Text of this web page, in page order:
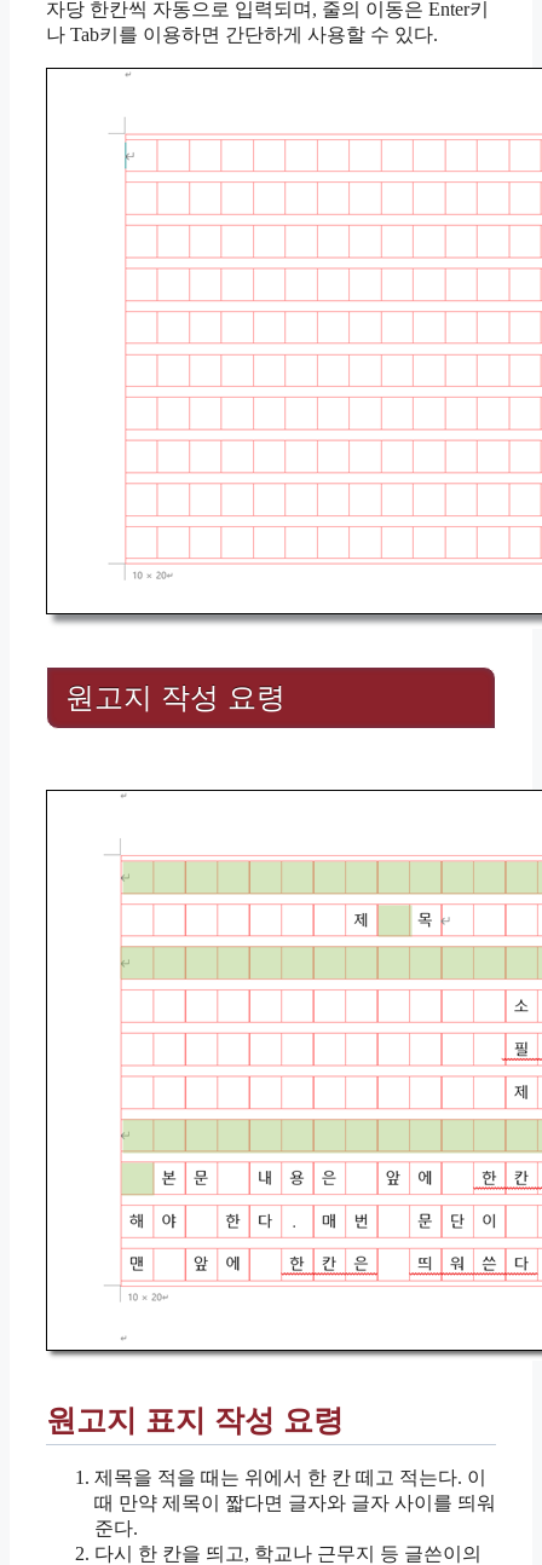
자당 한칸씩 자동으로 입력되며, 줄의 이동은 Enter키
나 Tab키를 이용하면 간단하게 사용할 수 있다.
원고지 작성 요령
원고지 표지 작성 요령
제목을 적을 때는 위에서 한 칸 떼고 적는다. 이
때 만약 제목이 짧다면 글자와 글자 사이를 띄워
준다.
다시 한 칸을 띄고, 학교나 근무지 등 글쓴이의